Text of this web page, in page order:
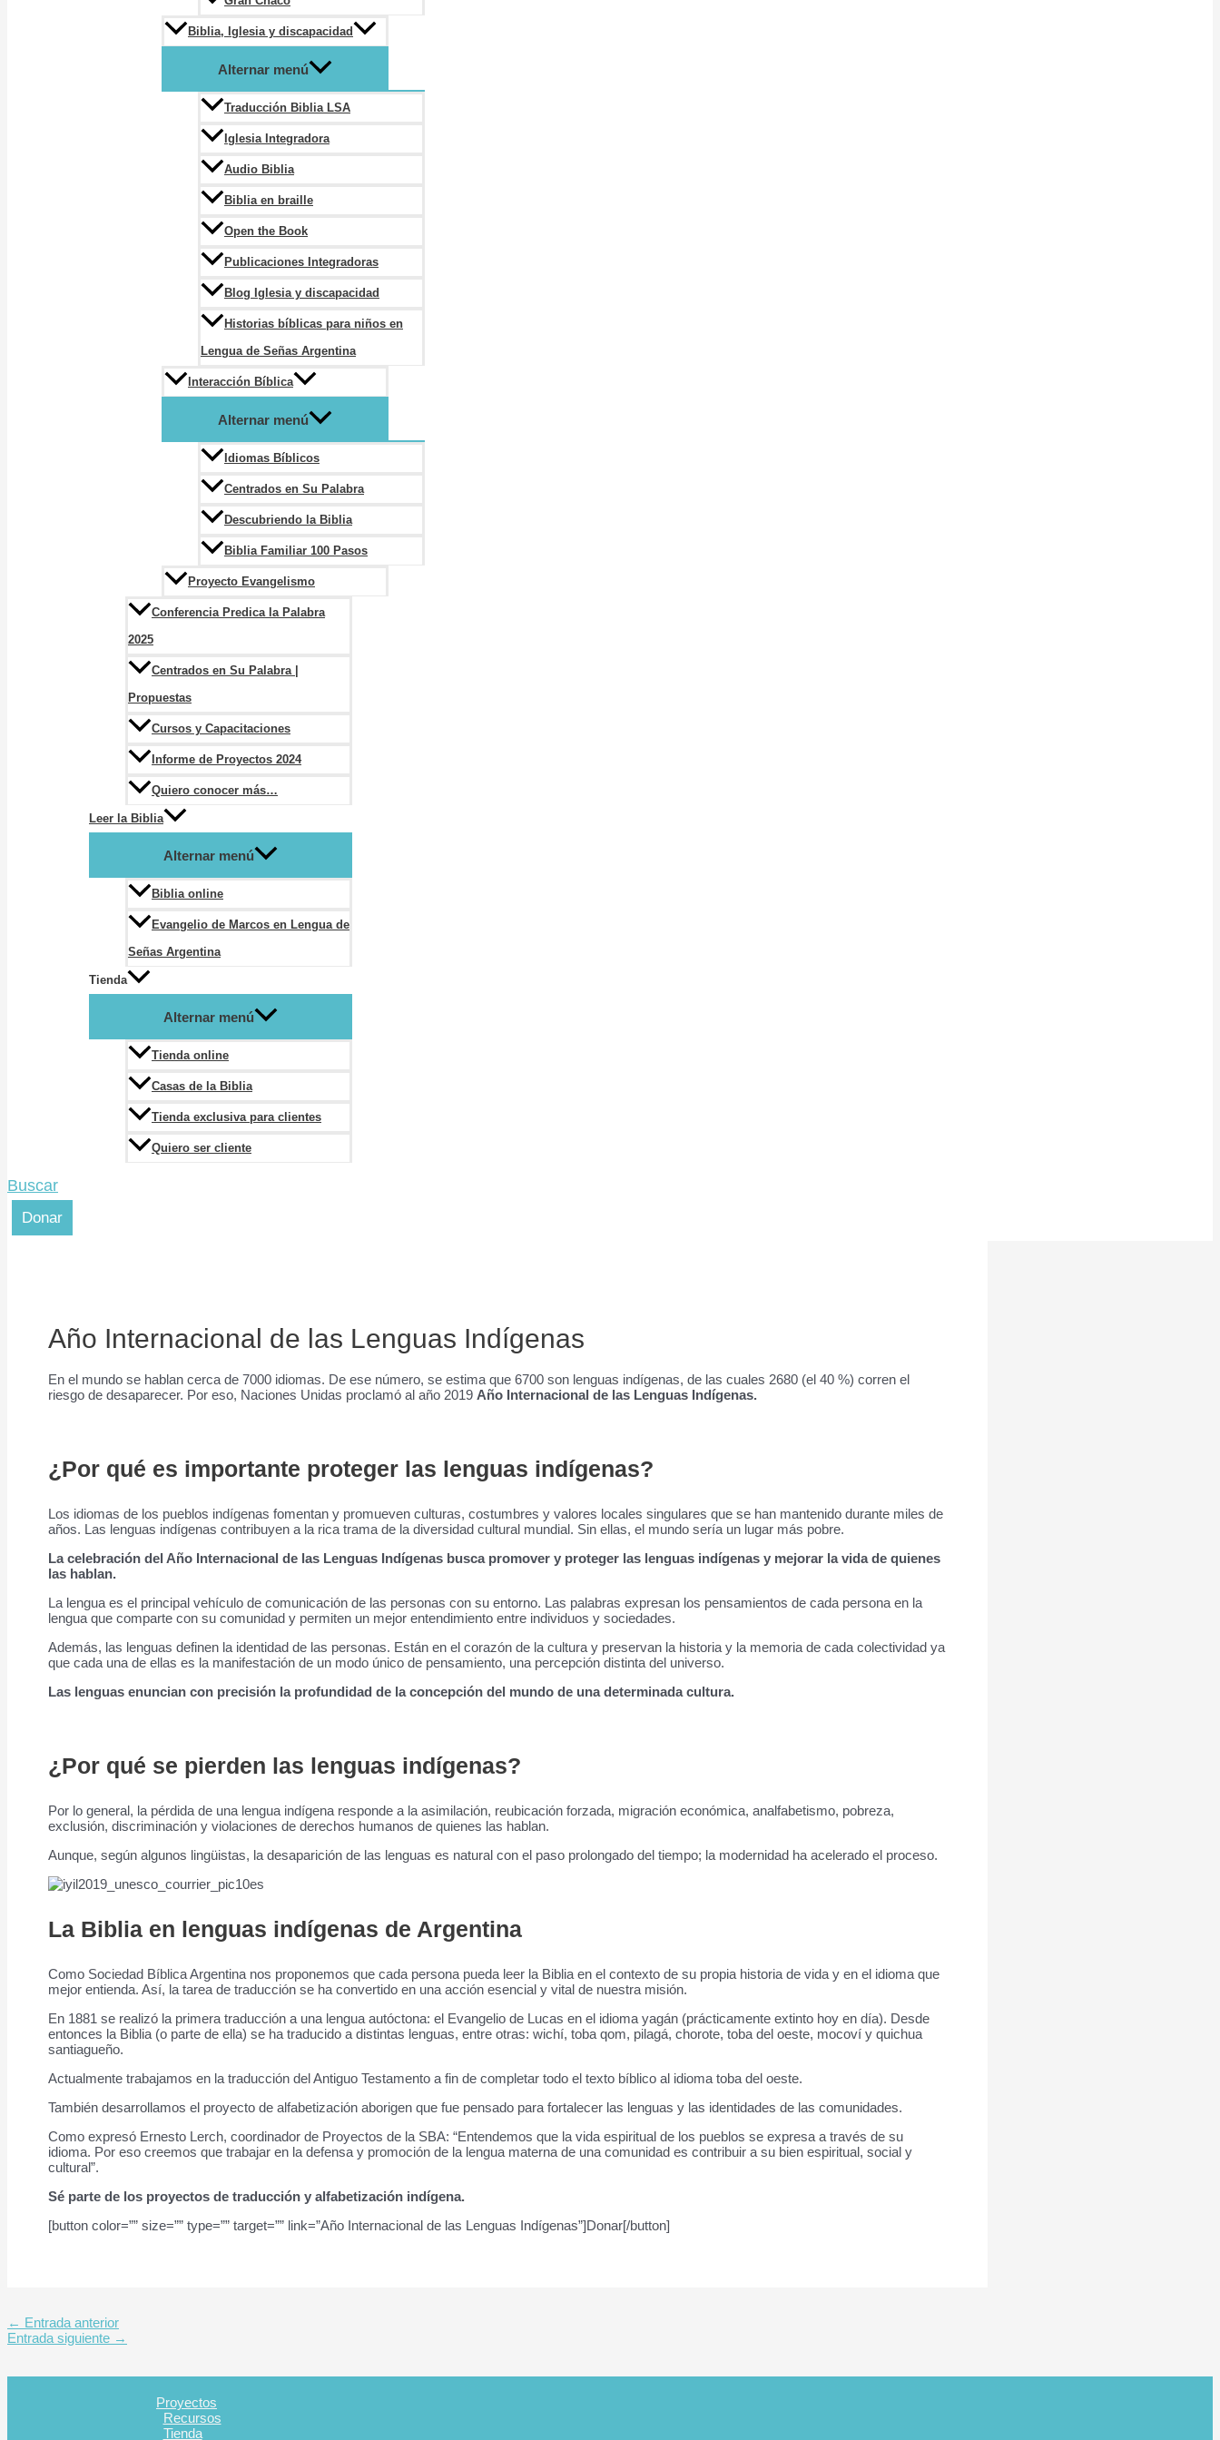
Biblia, Iglesia y discapacidad
Alternar menú
Traducción Biblia LSA
Iglesia Integradora
Audio Biblia
Biblia en braille
Open the Book
Publicaciones Integradoras
Blog Iglesia y discapacidad
Historias bíblicas para niños en
Lengua de Señas Argentina
Interacción Bíblica
Alternar menú
Idiomas Bíblicos
Centrados en Su Palabra
Descubriendo la Biblia
Biblia Familiar 100 Pasos
Proyecto Evangelismo
Conferencia Predica la Palabra
2025
Centrados en Su Palabra |
Propuestas
Cursos y Capacitaciones
Informe de Proyectos 2024
Quiero conocer más…
Leer la Biblia
Alternar menú
Biblia online
Evangelio de Marcos en Lengua de
Señas Argentina
Tienda
Alternar menú
Tienda online
Casas de la Biblia
Tienda exclusiva para clientes
Quiero ser cliente
Buscar
Donar
Año Internacional de las Lenguas Indígenas
En el mundo se hablan cerca de 7000 idiomas. De ese número, se estima que 6700 son lenguas indígenas, de las cuales 2680 (el 40 %) corren el
riesgo de desaparecer. Por eso, Naciones Unidas proclamó al año 2019 Año Internacional de las Lenguas Indígenas.
¿Por qué es importante proteger las lenguas indígenas?
Los idiomas de los pueblos indígenas fomentan y promueven culturas, costumbres y valores locales singulares que se han mantenido durante miles de
años. Las lenguas indígenas contribuyen a la rica trama de la diversidad cultural mundial. Sin ellas, el mundo sería un lugar más pobre.
La celebración del Año Internacional de las Lenguas Indígenas busca promover y proteger las lenguas indígenas y mejorar la vida de quienes
las hablan.
La lengua es el principal vehículo de comunicación de las personas con su entorno. Las palabras expresan los pensamientos de cada persona en la
lengua que comparte con su comunidad y permiten un mejor entendimiento entre individuos y sociedades.
Además, las lenguas definen la identidad de las personas. Están en el corazón de la cultura y preservan la historia y la memoria de cada colectividad ya
que cada una de ellas es la manifestación de un modo único de pensamiento, una percepción distinta del universo.
Las lenguas enuncian con precisión la profundidad de la concepción del mundo de una determinada cultura.
¿Por qué se pierden las lenguas indígenas?
Por lo general, la pérdida de una lengua indígena responde a la asimilación, reubicación forzada, migración económica, analfabetismo, pobreza,
exclusión, discriminación y violaciones de derechos humanos de quienes las hablan.
Aunque, según algunos lingüistas, la desaparición de las lenguas es natural con el paso prolongado del tiempo; la modernidad ha acelerado el proceso.
La Biblia en lenguas indígenas de Argentina
Como Sociedad Bíblica Argentina nos proponemos que cada persona pueda leer la Biblia en el contexto de su propia historia de vida y en el idioma que
mejor entienda. Así, la tarea de traducción se ha convertido en una acción esencial y vital de nuestra misión.
En 1881 se realizó la primera traducción a una lengua autóctona: el Evangelio de Lucas en el idioma yagán (prácticamente extinto hoy en día). Desde
entonces la Biblia (o parte de ella) se ha traducido a distintas lenguas, entre otras: wichí, toba qom, pilagá, chorote, toba del oeste, mocoví y quichua
santiagueño.
Actualmente trabajamos en la traducción del Antiguo Testamento a fin de completar todo el texto bíblico al idioma toba del oeste.
También desarrollamos el proyecto de alfabetización aborigen que fue pensado para fortalecer las lenguas y las identidades de las comunidades.
Como expresó Ernesto Lerch, coordinador de Proyectos de la SBA: “Entendemos que la vida espiritual de los pueblos se expresa a través de su
idioma. Por eso creemos que trabajar en la defensa y promoción de la lengua materna de una comunidad es contribuir a su bien espiritual, social y
cultural”.
Sé parte de los proyectos de traducción y alfabetización indígena.
[button color=”” size=”” type=”” target=”” link=”Año Internacional de las Lenguas Indígenas”]Donar[/button]
← Entrada anterior
Entrada siguiente →
Proyectos
Recursos
Tienda